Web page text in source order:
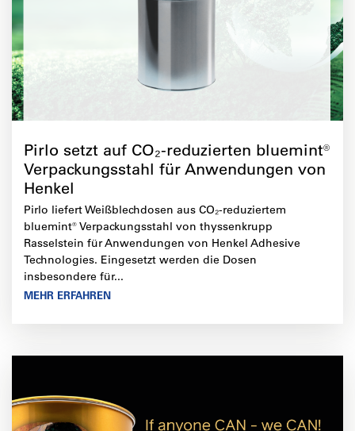
Pirlo setzt auf CO₂-reduzierten bluemint®
Verpackungsstahl für Anwendungen von
Henkel
Pirlo liefert Weißblechdosen aus CO₂-reduziertem
bluemint® Verpackungsstahl von thyssenkrupp
Rasselstein für Anwendungen von Henkel Adhesive
Technologies. Eingesetzt werden die Dosen
insbesondere für...
MEHR ERFAHREN